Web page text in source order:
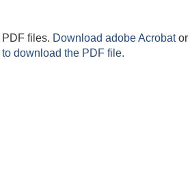
files. Download adobe Acrobator
download the PDF file.